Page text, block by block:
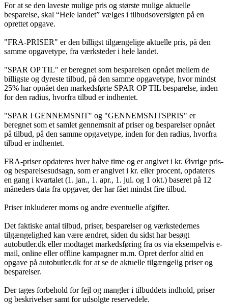
For at se den laveste mulige pris og største mulige aktuelle
besparelse, skal “Hele landet” vælges i tilbudsoversigten på en
oprettet opgave.
"FRA-PRISER" er den billigst tilgængelige aktuelle pris, på den
samme opgavetype, fra værksteder i hele landet.
"SPAR OP TIL" er beregnet som besparelsen opnået mellem de
billigste og dyreste tilbud, på den samme opgavetype, hvor mindst
25% har opnået den markedsførte SPAR OP TIL besparelse, inden
for den radius, hvorfra tilbud er indhentet.
"SPAR I GENNEMSNIT" og "GENNEMSNITSPRIS" er
beregnet som et samlet gennemsnit af priser og besparelser opnået
på tilbud, på den samme opgavetype, inden for den radius, hvorfra
tilbud er indhentet.
FRA-priser opdateres hver halve time og er angivet i kr. Øvrige pris-
og besparelsesudsagn, som er angivet i kr. eller procent, opdateres
en gang i kvartalet (1. jan., 1. apr., 1. jul. og 1 okt.) baseret på 12
måneders data fra opgaver, der har fået mindst fire tilbud.
Priser inkluderer moms og andre eventuelle afgifter.
Det faktiske antal tilbud, priser, besparelser og værkstedernes
tilgængelighed kan være ændret, siden du sidst har besøgt
autobutler.dk eller modtaget markedsføring fra os via eksempelvis e-
mail, online eller offline kampagner m.m. Opret derfor altid en
opgave på autobutler.dk for at se de aktuelle tilgængelig priser og
besparelser.
Der tages forbehold for fejl og mangler i tilbuddets indhold, priser
og beskrivelser samt for udsolgte reservedele.